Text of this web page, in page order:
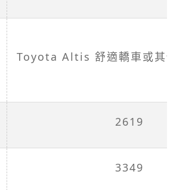
Toyota Altis 舒適轎車或其
2619
3349